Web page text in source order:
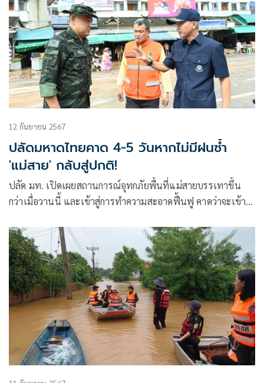
12 กันยายน 2567
ปลัดมหาดไทยคาด 4-5 วันหากไม่มีฝนซ้ำ
'แม่สาย' กลับสู่ปกติ!
ปลัด มท. เปิดเผยสถานการณ์อุทกภัยพื้นที่แม่สายบรรเทาขึ้น
กว่าเมื่อวานนี้ และเข้าสู่การทำความสะอาดฟื้นฟู คาดว่าจะเข้าสู่